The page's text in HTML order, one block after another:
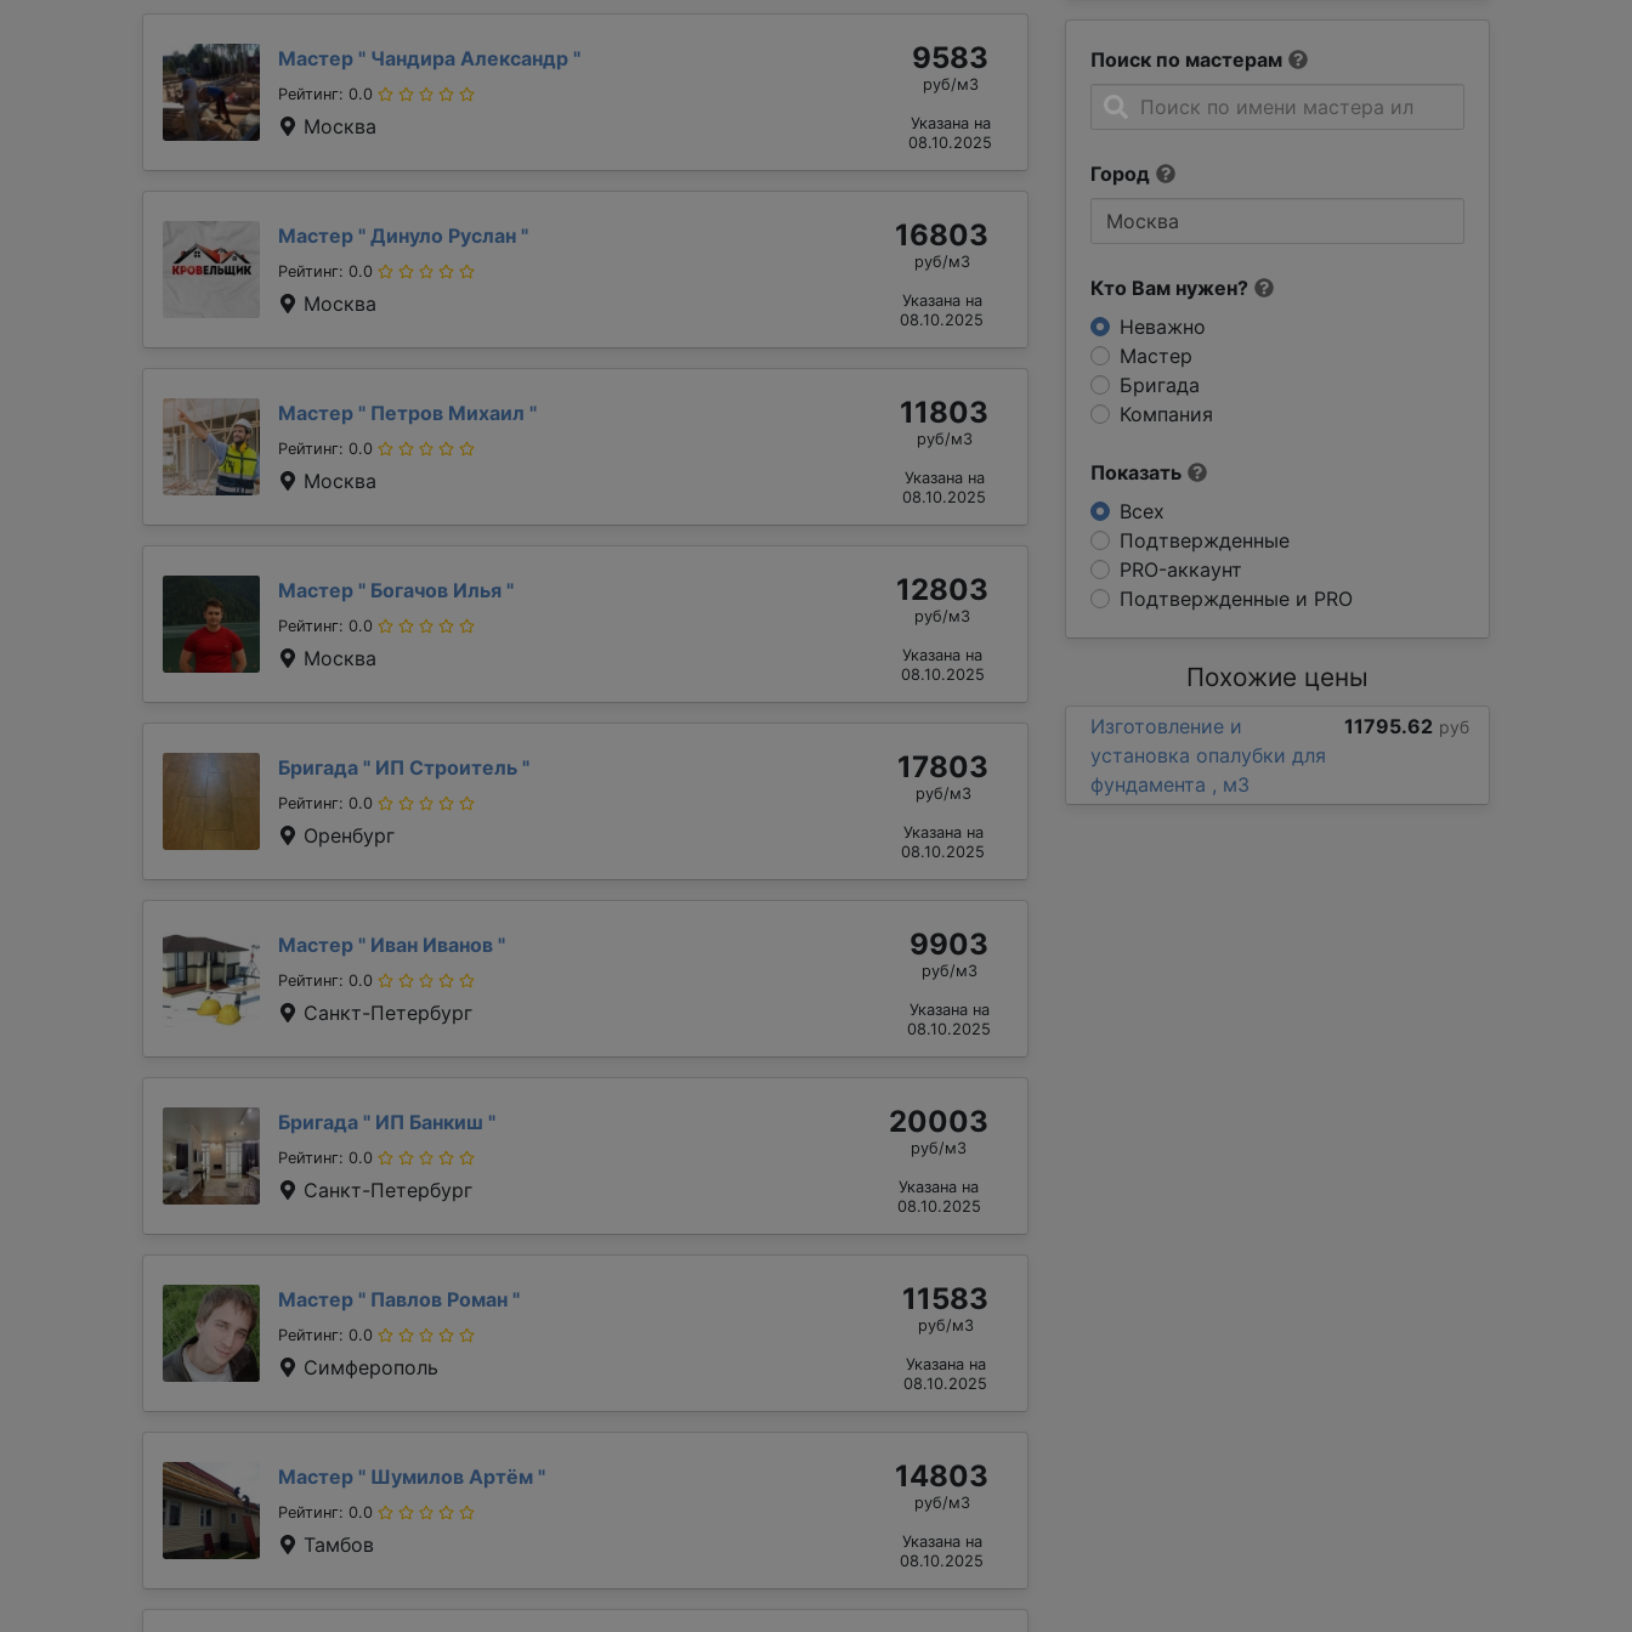
Поиск по мастерам
Город
Кто Вам нужен?
Неважно
Мастер
Бригада
Компания
Показать
Всех
Подтвержденные
PRO-аккаунт
Подтвержденные и PRO
Мастер " Чандира Александр "
Рейтинг: 0.0
Москва
9583
руб/м3
Указана на
08.10.2025
Мастер " Динуло Руслан "
Рейтинг: 0.0
Москва
16803
руб/м3
Указана на
08.10.2025
Мастер " Петров Михаил "
Рейтинг: 0.0
Москва
11803
руб/м3
Указана на
08.10.2025
Мастер " Богачов Илья "
Рейтинг: 0.0
Москва
12803
руб/м3
Указана на
08.10.2025
Бригада " ИП Строитель "
Рейтинг: 0.0
Оренбург
17803
руб/м3
Указана на
08.10.2025
Мастер " Иван Иванов "
Рейтинг: 0.0
Санкт-Петербург
9903
руб/м3
Указана на
08.10.2025
Бригада " ИП Банкиш "
Рейтинг: 0.0
Санкт-Петербург
20003
руб/м3
Указана на
08.10.2025
Мастер " Павлов Роман "
Рейтинг: 0.0
Симферополь
11583
руб/м3
Указана на
08.10.2025
Мастер " Шумилов Артём "
Рейтинг: 0.0
Тамбов
14803
руб/м3
Указана на
08.10.2025
Похожие цены
Изготовление и
установка опалубки для
фундамента , м3
11795.62 руб